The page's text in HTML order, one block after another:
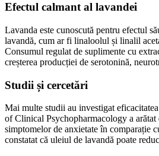
Efectul calmant al lavandei
Lavanda este cunoscută pentru efectul
lavandă, cum ar fi linaloolul și linalil
Consumul regulat de suplimente cu
creșterea producției de serotonină,
Studii și cercetări
Mai multe studii au investigat
of Clinical Psychopharmacology a arătat
simptomelor de anxietate în comparație
constatat că uleiul de lavandă poate